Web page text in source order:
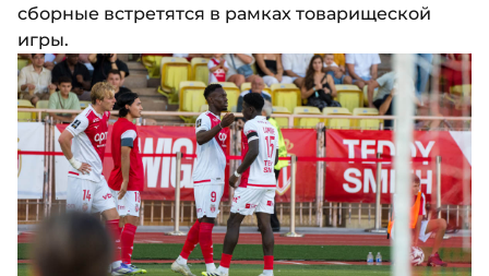
сборные встретятся в рамках товарищеской
игры.